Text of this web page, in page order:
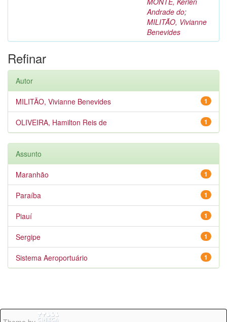
Andrade do;
MILITÃO, Vivianne
Benevides
Refinar
Autor
1
MILITÃO, Vivianne Benevides
1
OLIVEIRA, Hamilton Reis de
Assunto
1
Maranhão
1
Paraíba
1
Piauí
1
Sergipe
1
Sistema Aeroportuário